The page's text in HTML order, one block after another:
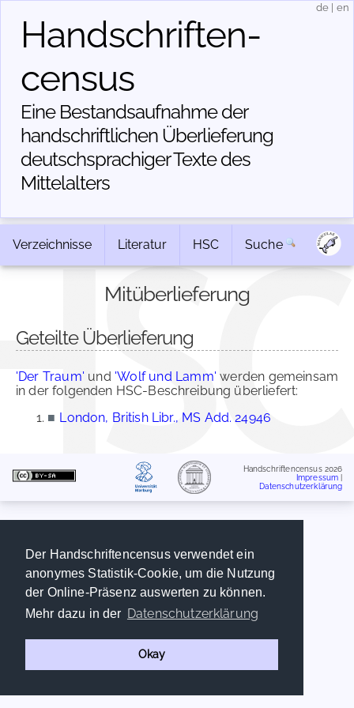
Der Handschriftencensus verwendet ein
anonymes Statistik-Cookie, um die Nutzung
der Online-Präsenz auswerten zu können.
Mehr dazu in der Datenschutzerklärung
Okay
Handschriften­
census
Eine Bestandsaufnahme der
handschriftlichen Über­lieferung
deutschsprachiger Texte des
Mittelalters
de en
Verzeichnisse Literatur HSC Suche
Mitüberlieferung
Geteilte Überlieferung
'Der Traum' und 'Wolf und Lamm' werden gemeinsam
in der folgenden HSC-Beschreibung überliefert:
■ London, British Libr., MS Add. 24946
Handschriftencensus 2026
Impressum
Datenschutzerklärung